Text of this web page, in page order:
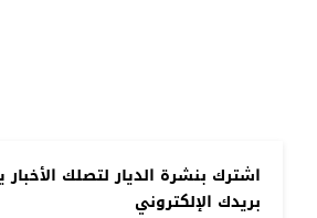
اشترك بنشرة الديار لتصلك الأخبار
بريدك الإلكتروني